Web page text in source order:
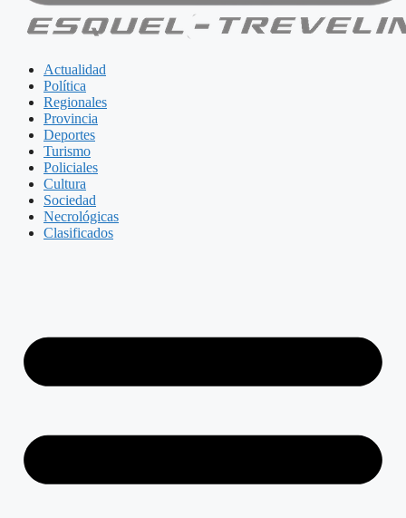
Actualidad
Política
Regionales
Provincia
Deportes
Turismo
Policiales
Cultura
Sociedad
Necrológicas
Clasificados